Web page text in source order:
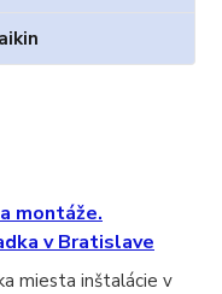
montáže.
v Bratislave
miesta inštalácie v